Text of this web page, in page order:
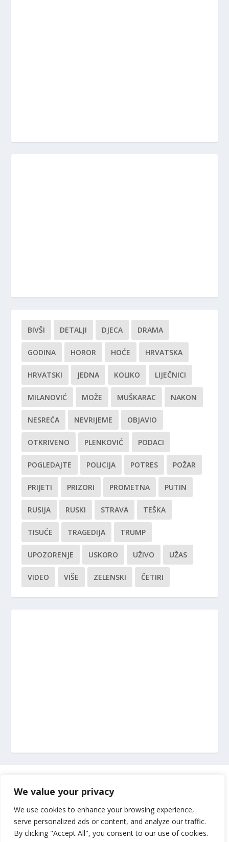
We value your privacy
We use cookies to enhance your browsing experience,
serve personalized ads or content, and analyze our traffic.
By clicking "Accept All", you consent to our use of cookies.
BIVŠI DETALJI DJECA DRAMA
GODINA HOROR HOĆE HRVATSKA
HRVATSKI JEDNA KOLIKO LIJEČNICI
MILANOVIĆ MOŽE MUŠKARAC NAKON
NESREĆA NEVRIJEME OBJAVIO
OTKRIVENO PLENKOVIĆ PODACI
POGLEDAJTE POLICIJA POTRES POŽAR
PRIJETI PRIZORI PROMETNA PUTIN
RUSIJA RUSKI STRAVA TEŠKA
TISUĆE TRAGEDIJA TRUMP
UPOZORENJE USKORO UŽIVO UŽAS
VIDEO VIŠE ZELENSKI ČETIRI
Impressum
Uvjeti korištenja